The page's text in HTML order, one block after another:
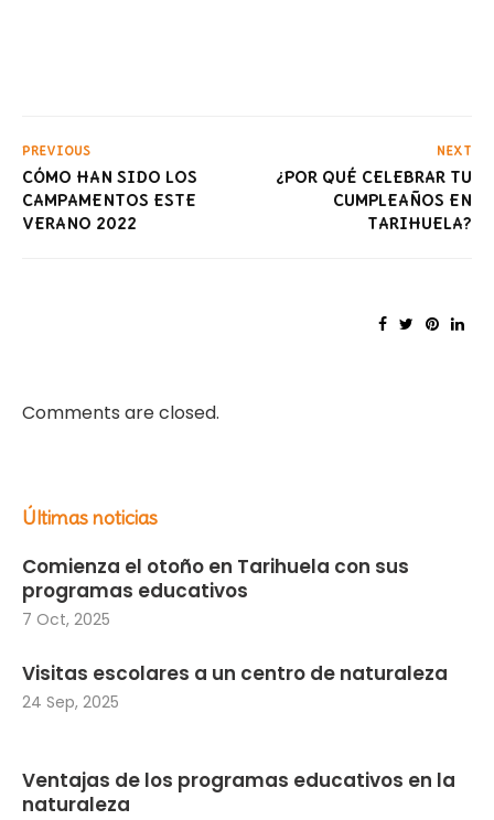
PREVIOUS
CÓMO HAN SIDO LOS
CAMPAMENTOS ESTE
VERANO 2022
NEXT
¿POR QUÉ CELEBRAR TU
CUMPLEAÑOS EN
TARIHUELA?
Comments are closed.
Últimas noticias
Comienza el otoño en Tarihuela con sus
programas educativos
7 Oct, 2025
Visitas escolares a un centro de naturaleza
24 Sep, 2025
Ventajas de los programas educativos en la
naturaleza